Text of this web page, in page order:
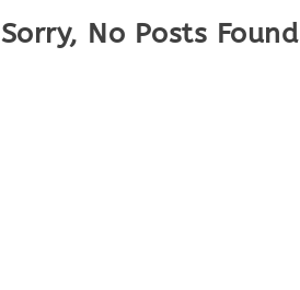
Sorry, No Posts Found